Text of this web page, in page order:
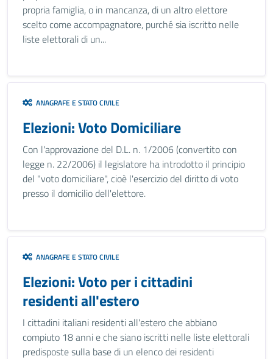
propria famiglia, o in mancanza, di un altro elettore
scelto come accompagnatore, purché sia iscritto nelle
liste elettorali di un...
ANAGRAFE E STATO CIVILE
Elezioni: Voto Domiciliare
Con l'approvazione del D.L. n. 1/2006 (convertito con
legge n. 22/2006) il legislatore ha introdotto il principio
del "voto domiciliare", cioè l'esercizio del diritto di voto
presso il domicilio dell'elettore.
ANAGRAFE E STATO CIVILE
Elezioni: Voto per i cittadini
residenti all'estero
I cittadini italiani residenti all'estero che abbiano
compiuto 18 anni e che siano iscritti nelle liste elettorali
predisposte sulla base di un elenco dei residenti